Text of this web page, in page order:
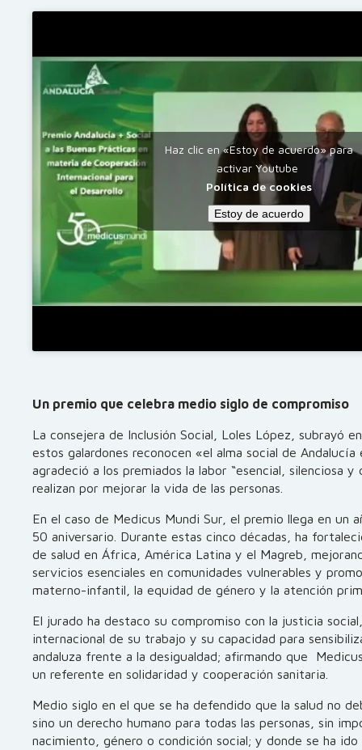
Haz clic en «Estoy de acuerdo» para
activar Youtube
Política de cookies
Estoy de acuerdo
Un premio que celebra medio siglo de compromiso
La consejera de Inclusión Social, Loles López, subrayó
estos galardones reconocen «el alma social de
agradeció a los premiados la labor “esencial, silenciosa y
realizan por mejorar la vida de las personas.
En el caso de Medicus Mundi Sur, el premio llega en un
50 aniversario. Durante estas cinco décadas, ha
de salud en África, América Latina y el Magreb,
servicios esenciales en comunidades vulnerables y
materno-infantil, la equidad de género y la atención
El jurado ha destaco su compromiso con la justicia
internacional de su trabajo y su capacidad para
andaluza frente a la desigualdad; afirmando que
un referente en solidaridad y cooperación sanitaria.
Medio siglo en el que se ha defendido que la salud no
sino un derecho humano para todas las personas, sin
nacimiento, género o condición social; y donde se ha